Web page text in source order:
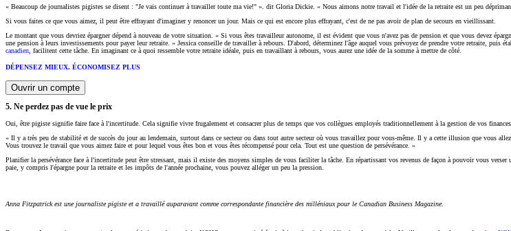
« Beaucoup de journalistes pigistes se disent : "Je vais continuer à travailler toute ma vie!" ». dit Gloria Dickie. « Nous aimons notre travail et l'idée de la retraite est un peu
Si vous faites ce que vous aimez, il peut être effrayant d'imaginer y renoncer un jour. Mais ce qui est encore plus effrayant, c'est de ne pas avoir de plan de secours en vieillissant.
Le montant que vous devriez épargner dépend à nouveau de votre situation. « Si vous êtes travailleur autonome, il est évident que vous n'avez pas de pension et que vous devez
une pension à leurs investissements pour payer leur retraite. » Jessica conseille de travailler à rebours. D'abord, déterminez l'âge auquel vous prévoyez de prendre votre retraite,
canadien , facilitent cette tâche. En imaginant ce à quoi ressemble votre retraite idéale, puis en travaillant à rebours, vous aurez une idée de la somme à mettre de côté.
DÉPENSEZ MIEUX. ÉCONOMISEZ PLUS
Ouvrir un compte
5. Ne perdez pas de vue le prix
Oui, être pigiste signifie faire face à l'incertitude. Cela signifie vivre frugalement et consacrer plus de temps que vos collègues employés traditionnellement à la gestion de vos
« Il y a très peu de stabilité et de succès du jour au lendemain, surtout dans ce secteur ou dans tout autre secteur où vous travaillez pour vous-même. Il y a cette illusion que vous
Vous trouvez le travail que vous aimez faire et pour lequel vous êtes bon et vous êtes récompensé pour cela. Tout est une question de persévérance. »
Planifier la persévérance face à l'incertitude peut être stressant, mais il existe des moyens simples de vous faciliter la tâche. En répartissant vos revenus de façon à pouvoir vous
paie, y compris l'épargne pour la retraite et les impôts de l'année prochaine, vous pouvez alléger un peu la pression.
Anna Fitzpatrick est une journaliste pigiste et a travaillé auparavant comme correspondante financière des milléniaux pour le Canadian Business Magazine.